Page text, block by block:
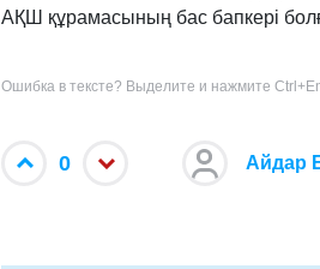
АҚШ құрамасының бас бапкері
Ошибка в тексте? Выделите и нажмите
0 Айдар